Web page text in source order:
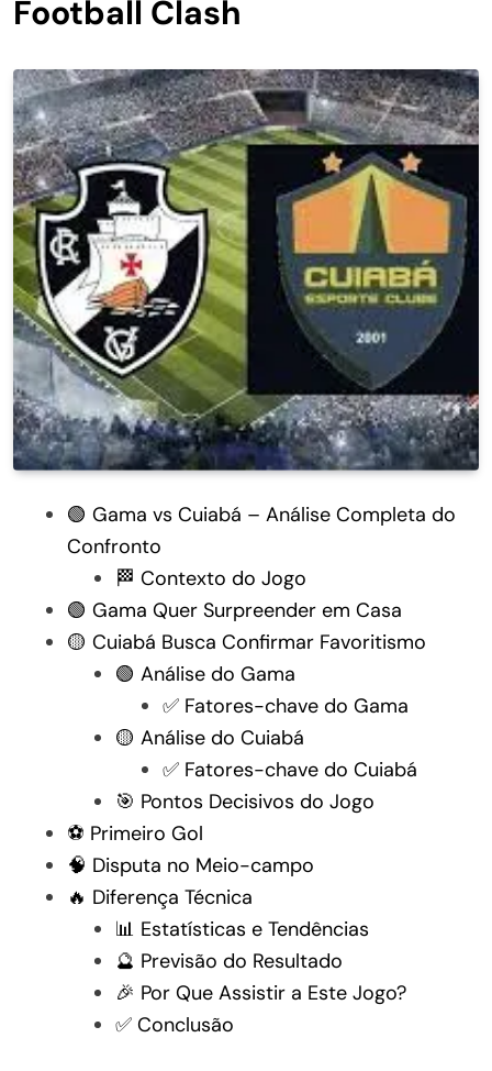
Football Clash
🟢 Gama vs Cuiabá – Análise Completa do
Confronto
🏁 Contexto do Jogo
🟢 Gama Quer Surpreender em Casa
🟡 Cuiabá Busca Confirmar Favoritismo
🟢 Análise do Gama
✅ Fatores-chave do Gama
🟡 Análise do Cuiabá
✅ Fatores-chave do Cuiabá
🎯 Pontos Decisivos do Jogo
⚽ Primeiro Gol
🧠 Disputa no Meio-campo
🔥 Diferença Técnica
📊 Estatísticas e Tendências
🔮 Previsão do Resultado
🎉 Por Que Assistir a Este Jogo?
✅ Conclusão